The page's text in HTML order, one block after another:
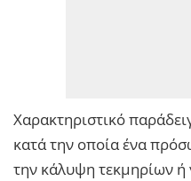
Χαρακτηριστικό
κατά την οποία ένα
την κάλυψη τεκμηρίων ή